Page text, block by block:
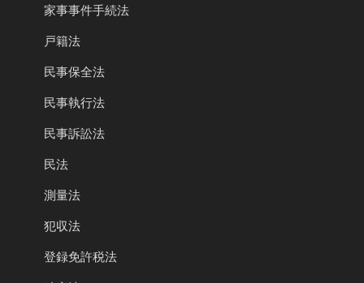
家事事件手続法
戸籍法
民事保全法
民事執行法
民事訴訟法
民法
測量法
犯収法
登録免許税法